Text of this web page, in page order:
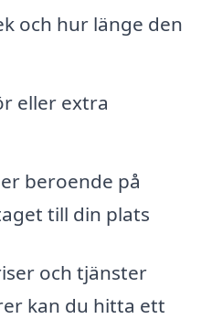
och hur länge den
eller extra
beroende på
till din plats
och tjänster
kan du hitta ett